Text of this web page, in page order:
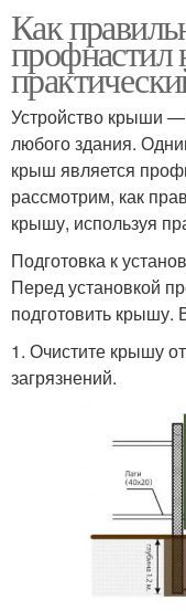
Как
Устройство крыши —
любого здания.
крыш является
рассмотрим, как
крышу, используя
Подготовка к
Перед установкой
подготовить
1. Очистите крышу
загрязнений.